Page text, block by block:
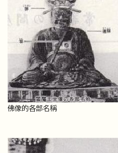
佛像的各部名稱